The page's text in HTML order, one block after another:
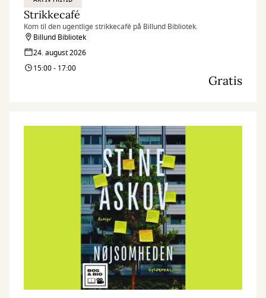
Strikkecafé
Kom til den ugentlige strikkecafé på Billund Bibliotek.
Billund Bibliotek
24. august 2026
15:00 - 17:00
Gratis